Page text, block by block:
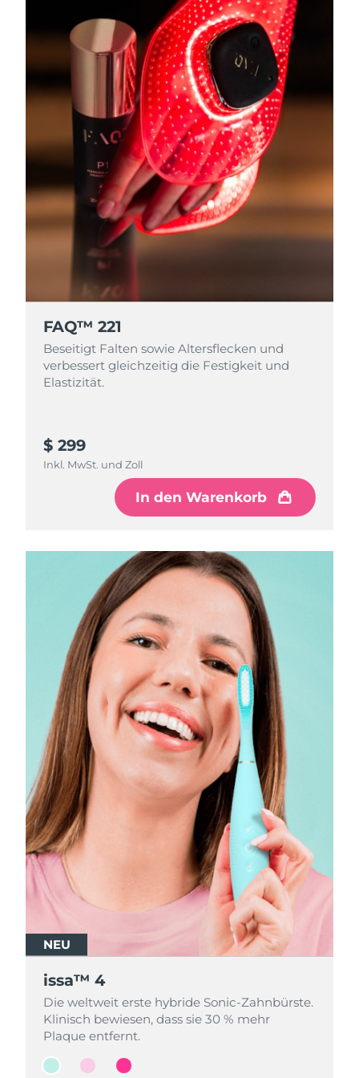
FAQ™ 221
Beseitigt Falten sowie Altersflecken und
verbessert gleichzeitig die Festigkeit und
Elastizität.
$ 299
Inkl. MwSt. und Zoll
In den Warenkorb
NEU
issa™ 4
Die weltweit erste hybride Sonic-Zahnbürste.
Klinisch bewiesen, dass sie 30 % mehr
Plaque entfernt.
NEU
issa™ 4
Die weltweit erste hybride Sonic-Zahnbürste.
Klinisch bewiesen, dass sie 30 % mehr
Plaque entfernt.
NEU
issa™ 4
Die weltweit erste hybride Sonic-Zahnbürste.
Klinisch bewiesen, dass sie 30 % mehr
Plaque entfernt.